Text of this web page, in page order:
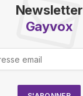
Newsletter
Gayvox